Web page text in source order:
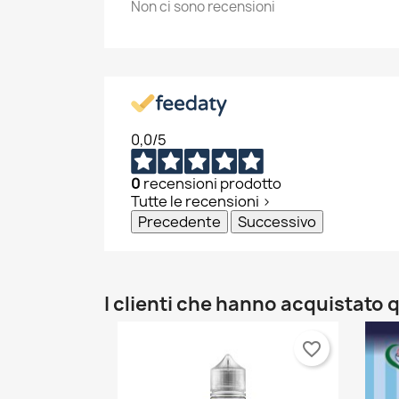
Non ci sono recensioni
0,0/5
0 recensioni prodotto
Tutte le recensioni >
Precedente
Successivo
I clienti che hanno acquistato
favorite_border